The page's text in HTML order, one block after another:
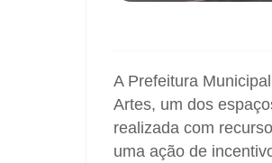
A Prefeitura
Artes, um dos
realizada com
uma ação de